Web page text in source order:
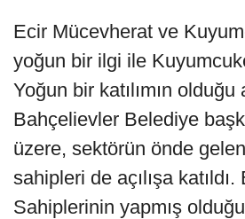
Ecir Mücevherat ve
yoğun bir ilgi ile
Yoğun bir katılımın olduğu
Bahçelievler Belediye
üzere, sektörün önde
sahipleri de açılışa
Sahiplerinin yapmış